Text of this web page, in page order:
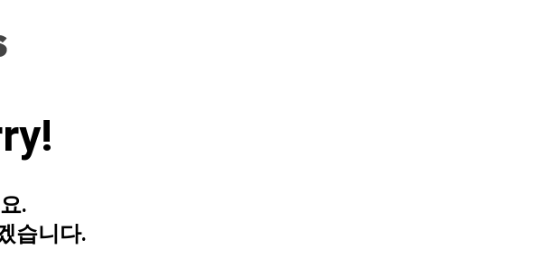
.
습니다.